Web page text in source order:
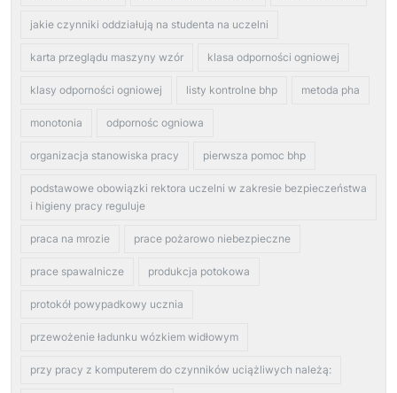
jakie czynniki oddziałują na studenta na uczelni
karta przeglądu maszyny wzór klasa odporności ogniowej
klasy odporności ogniowej listy kontrolne bhp metoda pha
monotonia odpornośc ogniowa
organizacja stanowiska pracy pierwsza pomoc bhp
podstawowe obowiązki rektora uczelni w zakresie bezpieczeństwa
i higieny pracy reguluje
praca na mrozie prace pożarowo niebezpieczne
prace spawalnicze produkcja potokowa
protokół powypadkowy ucznia
przewożenie ładunku wózkiem widłowym
przy pracy z komputerem do czynników uciążliwych należą: